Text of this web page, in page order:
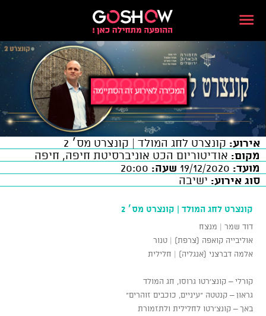
אירוע: קונצרט לחג המולד | קונצרט מס׳ 2
מקום: אודיטוריום הכט אוניברסיטת חיפה, חיפה
מועד:
שעה:
סוג אירוע: ישיבה
קונצרט לחג המולד | קונצרט מס׳ 2
דוד שמר | מנצח
אוליבייה קואפה (צרפת) | טנור
אלמה דברצני (אנגליה) | חלילית
קורלי – קונצ'רטו גרוסו, חג המולד
גראון – קנטטה "עיניים, כוכבים זוהרים"
באך – קונצ'רטו לחלילית ולתזמורת